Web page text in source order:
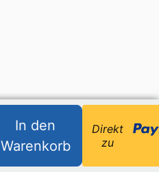
In den
Warenkorb
Direkt
zu